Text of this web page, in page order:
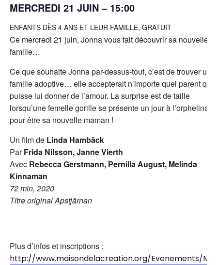
MERCREDI 21 JUIN – 15:00
ENFANTS DÈS 4 ANS ET LEUR FAMILLE, GRATUIT
Ce mercredi 21 juin, Jonna vous fait découvrir sa nouvelle
famille…
Ce que souhaite Jonna par-dessus-tout, c’est de trouver une
famille adoptive… elle accepterait n’importe quel parent qui
puisse lui donner de l’amour. La surprise est de taille
lorsqu’une femelle gorille se présente un jour à l’orphelinat
pour être sa nouvelle maman !
Un film de Linda Hambäck
ParFrida Nilsson, Janne Vierth
Avec Rebecca Gerstmann, Pernilla August, Melinda
Kinnaman
72 min, 2020
Titre original Apstjärnan
Plus d’infos et inscriptions :
http://www.maisondelacreation.org/Evenements/